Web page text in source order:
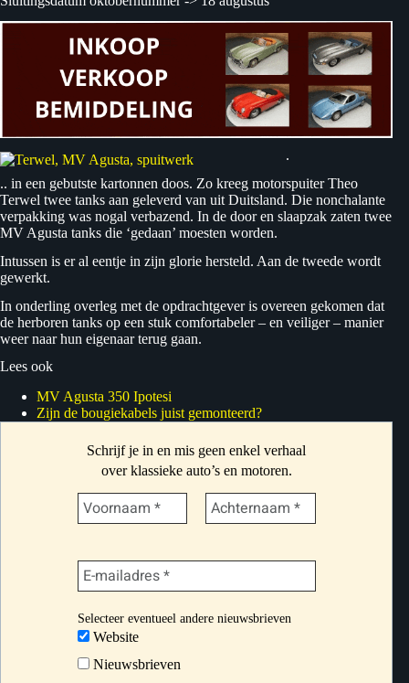
.
.. in een gebutste kartonnen doos. Zo kreeg motorspuiter Theo
Terwel twee tanks aan geleverd van uit Duitsland. Die nonchalante
verpakking was nogal verbazend. In de door en slaapzak zaten twee
MV Agusta tanks die ‘gedaan’ moesten worden.
Intussen is er al eentje in zijn glorie hersteld. Aan de tweede wordt
gewerkt.
In onderling overleg met de opdrachtgever is overeen gekomen dat
de herboren tanks op een stuk comfortabeler – en veiliger – manier
weer naar hun eigenaar terug gaan.
Lees ook
MV Agusta 350 Ipotesi
Zijn de bougiekabels juist gemonteerd?
Schrijf je in en mis geen enkel verhaal
over klassieke auto’s en motoren.
Selecteer eventueel andere nieuwsbrieven
Website
Nieuwsbrieven